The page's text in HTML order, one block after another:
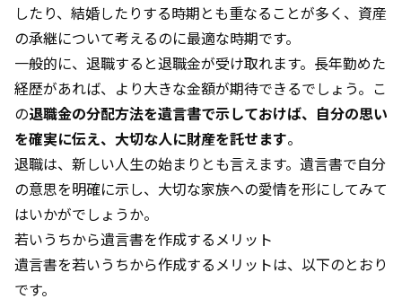
したり、結婚したりする時期とも重なることが多く、資産
の承継について考えるのに最適な時期です。
一般的に、退職すると退職金が受け取れます。長年勤めた
経歴があれば、より大きな金額が期待できるでしょう。こ
の退職金の分配方法を遺言書で示しておけば、自分の思い
を確実に伝え、大切な人に財産を託せます。
退職は、新しい人生の始まりとも言えます。遺言書で自分
の意思を明確に示し、大切な家族への愛情を形にしてみて
はいかがでしょうか。
若いうちから遺言書を作成するメリット
遺言書を若いうちから作成するメリットは、以下のとおり
です。